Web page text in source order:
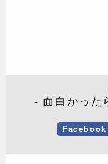
- 面白かった
Facebook